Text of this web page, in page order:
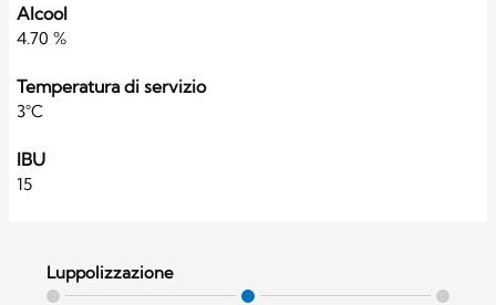
Alcool
4.70 %
Temperatura di servizio
3°C
IBU
15
Luppolizzazione